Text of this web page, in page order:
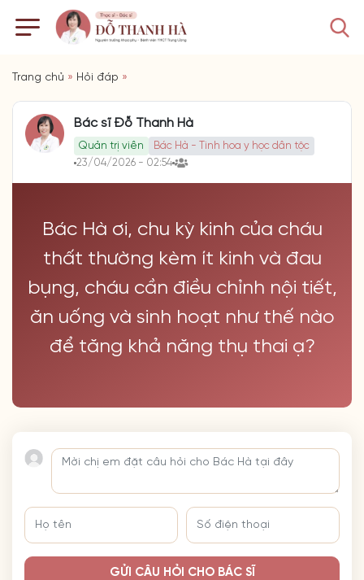
Trang chủ » Hỏi đáp »
Bác sĩ Đỗ Thanh Hà
Quản trị viên
Bác Hà - Tinh hoa y học dân tộc
23/04/2026 - 02:54
Bác Hà ơi, chu kỳ kinh của cháu
thất thường kèm ít kinh và đau
bụng, cháu cần điều chỉnh nội tiết,
ăn uống và sinh hoạt như thế nào
để tăng khả năng thụ thai ạ?
GỬI CÂU HỎI CHO BÁC SĨ